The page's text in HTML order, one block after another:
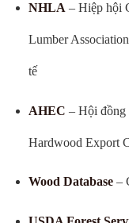
NHLA – Hiệp hội
Lumber
tế
AHEC – Hội đồng
Hardwood Export
Wood Database–